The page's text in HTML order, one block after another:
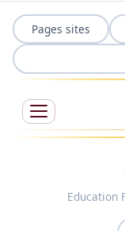
Pages sites
Education